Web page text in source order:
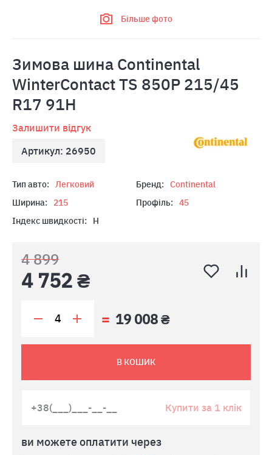
Більше фото
Зимова шина Continental
WinterContact TS 850P 215/45
R17 91H
Залишити відгук
Артикул: 26950
Тип авто: Легковий Бренд:
Continental
Ширина:
215 Профіль:
45
Індекс швидкості:
H
4 899
4 752 ₴
19 008 ₴
В КОШИК
Купити за 1 клік
ви можете оплатити через